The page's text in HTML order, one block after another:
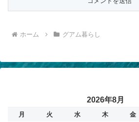
ホーム グアム暮らし
2026年8月
月 火 水 木 金